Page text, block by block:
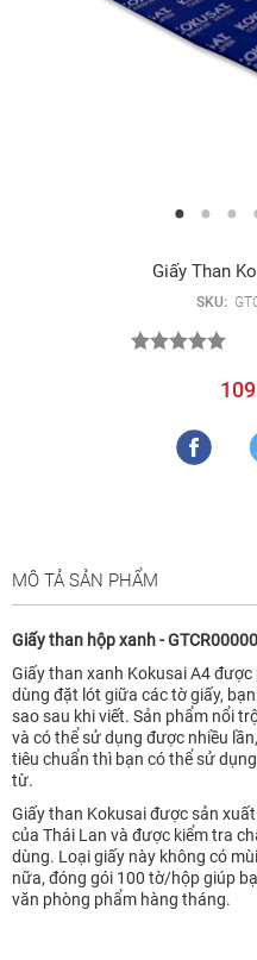
Giấy Than
SKU:
MÔ TẢ SẢN PHẨM
Giấy than hộp xanh -
Giấy than xanh Kokusai A4
dùng đặt lót giữa các tờ giấy,
sao sau khi viết. Sản phẩm nổi
và có thể sử dụng được nhiều
tiêu chuẩn thì bạn có thể sử
từ.
Giấy than Kokusai được sản
của Thái Lan và được kiểm tra
dùng. Loại giấy này không có
nữa, đóng gói 100 tờ/hộp giúp
văn phòng phẩm hàng tháng.